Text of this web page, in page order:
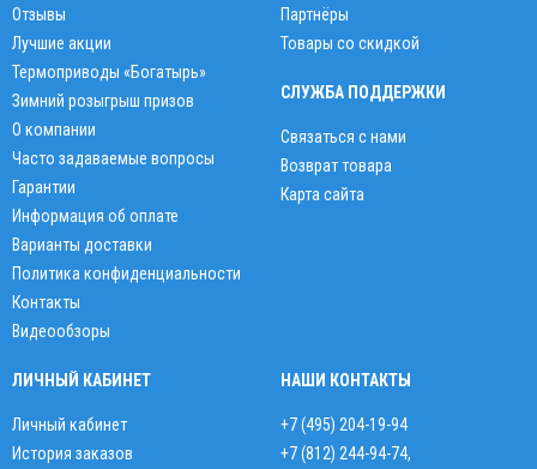
Отзывы
Лучшие акции
Термоприводы «Богатырь»
Зимний розыгрыш призов
О компании
Часто задаваемые вопросы
Гарантии
Информация об оплате
Варианты доставки
Политика конфиденциальности
Контакты
Видеообзоры
Партнёры
Товары со скидкой
СЛУЖБА ПОДДЕРЖКИ
Связаться с нами
Возврат товара
Карта сайта
ЛИЧНЫЙ КАБИНЕТ
Личный кабинет
История заказов
НАШИ КОНТАКТЫ
+7 (495) 204-19-94
+7 (812) 244-94-74,